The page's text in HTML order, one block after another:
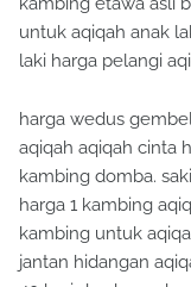
untuk aqiqah anak
laki harga pelangi
aqiqah aqiqah cinta
kambing domba.
harga 1 kambing
kambing untuk
jantan hidangan
40 hari dan harga